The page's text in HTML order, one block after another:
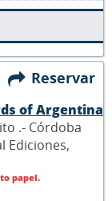
Reservar
of Argentina
.- Córdoba
Ediciones,
papel.